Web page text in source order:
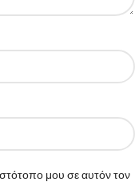
μου σε αυτόν τον